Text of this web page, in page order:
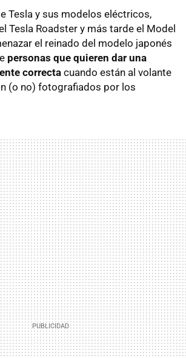
Tesla y sus modelos eléctricos,
Tesla Roadster y más tarde el Model
el reinado del modelo japonés
personas que quieren dar una
correcta cuando están al volante
(o no) fotografiados por los